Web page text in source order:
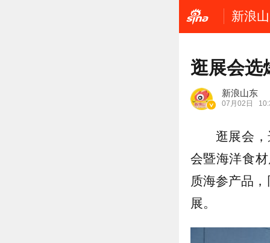
新浪
逛展会选
新浪山东
07月02日
逛展会
会暨海洋食
质海参产品
展。